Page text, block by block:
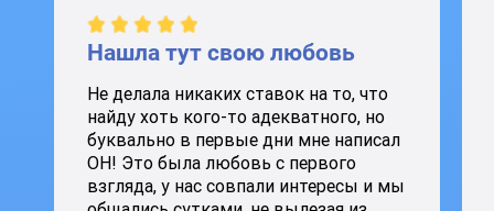
Нашла тут свою любовь
Не делала никаких ставок на то, что
найду хоть кого-то адекватного, но
буквально в первые дни мне написал
ОН! Это была любовь с первого
взгляда, у нас совпали интересы и мы